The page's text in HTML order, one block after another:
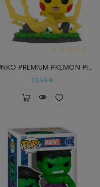
FUNKO PREMIUM PKEMON PIKACHU
23,99 €